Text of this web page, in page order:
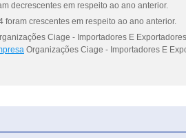
decrescentes em respeito ao ano anterior.
crescentes em respeito ao ano anterior.
Ciage - Importadores E
Organizações Ciage - Importadores E